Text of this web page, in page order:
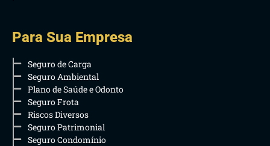
Para Sua Empresa
Seguro de Carga
Seguro Ambiental
Plano de Saúde e Odonto
Seguro Frota
Riscos Diversos
Seguro Patrimonial
Seguro Condomínio